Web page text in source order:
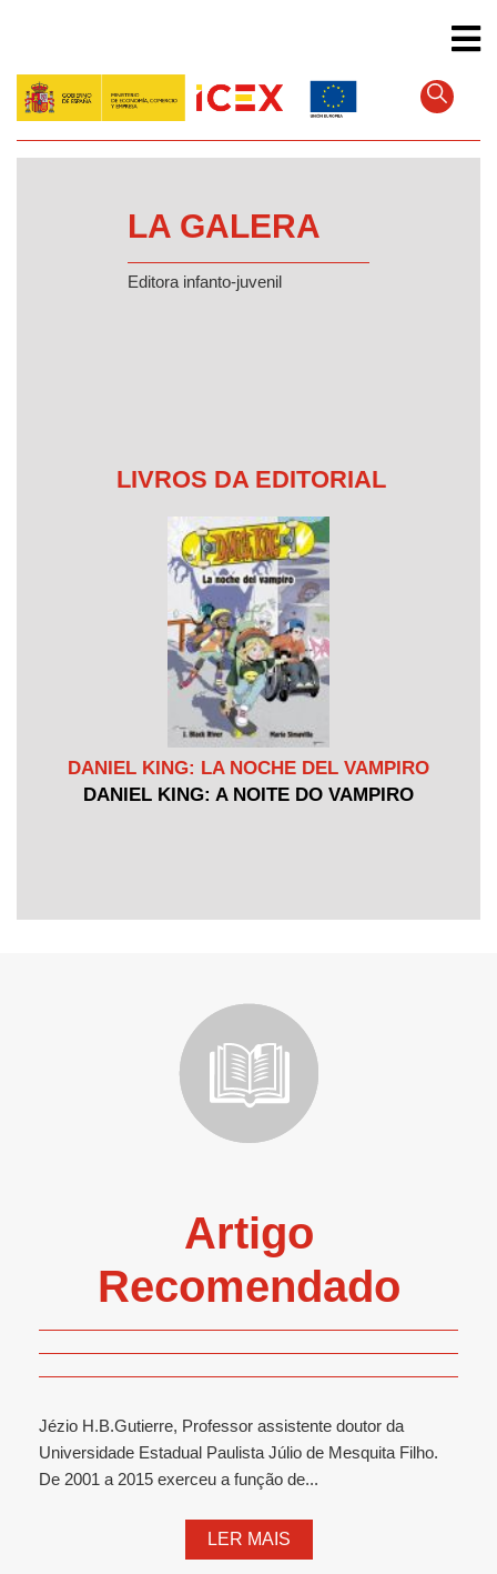
conteúdo
principal
LA GALERA
Editora infanto-juvenil
LIVROS DA EDITORIAL
DANIEL KING: LA NOCHE DEL VAMPIRO
DANIEL KING: A NOITE DO VAMPIRO
Artigo
Recomendado
Jézio H.B.Gutierre, Professor assistente doutor da
Universidade Estadual Paulista Júlio de Mesquita Filho.
De 2001 a 2015 exerceu a função de...
LER MAIS